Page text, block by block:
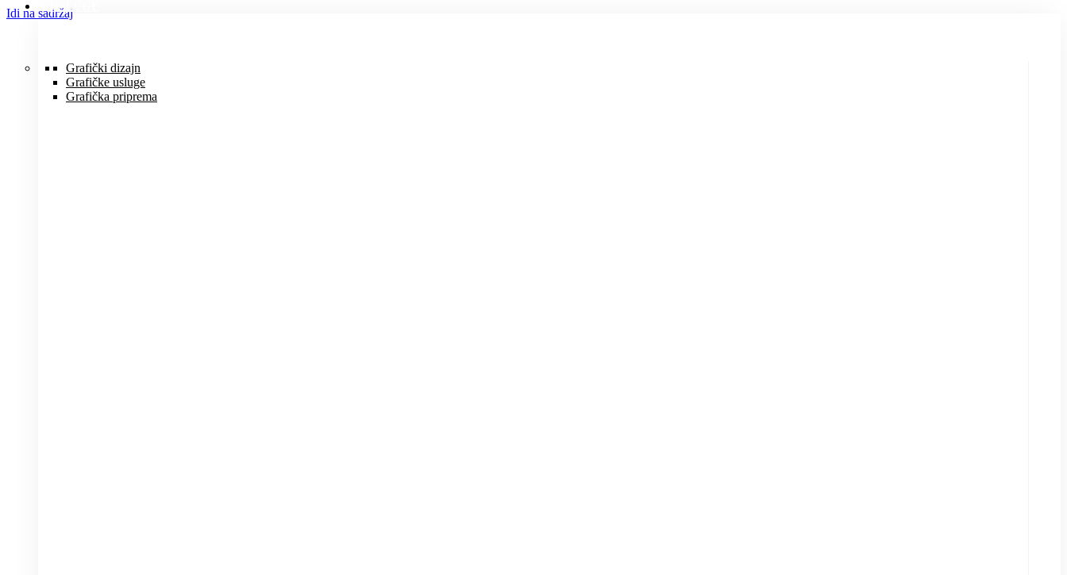
Idi na sadržajUSLUGE
Grafički dizajn
Grafičke usluge
Grafička priprema